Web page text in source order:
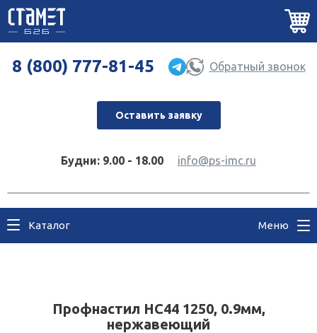
8 (800) 777-81-45 Обратный звонок
Оставить заявку
Будни: 9.00 - 18.00 info@ps-imc.ru
Каталог Меню
Профнастил НС44 1250, 0.9мм,
нержавеющий